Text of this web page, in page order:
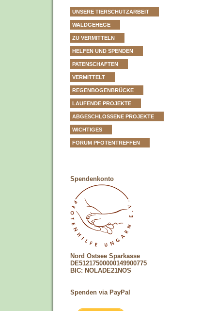
UNSERE TIERSCHUTZARBEIT
WALDGEHEGE
ZU VERMITTELN
HELFEN UND SPENDEN
PATENSCHAFTEN
VERMITTELT
REGENBOGENBRÜCKE
LAUFENDE PROJEKTE
ABGESCHLOSSENE PROJEKTE
WICHTIGES
FORUM PFOTENTREFFEN
Spendenkonto
Nord Ostsee Sparkasse
DE51217500000149900775
BIC: NOLADE21NOS
Spenden via PayPal